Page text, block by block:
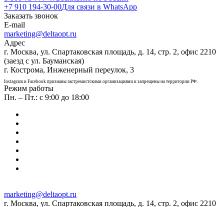
+7 910 194-30-00Для связи в WhatsApp
Заказать звонок
E-mail
marketing@deltaopt.ru
Адрес
г. Москва, ул. Спартаковская площадь, д. 14, стр. 2, офис 2210
(заезд с ул. Бауманская)
г. Кострома, Инженерный переулок, 3
Instagram и Facebook признаны экстремистскими организациями и запрещены на территории РФ.
Режим работы
Пн. – Пт.: с 9:00 до 18:00
marketing@deltaopt.ru
г. Москва, ул. Спартаковская площадь, д. 14, стр. 2, офис 2210